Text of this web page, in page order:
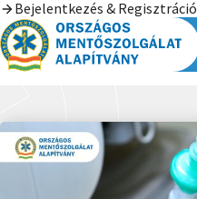
Bejelentkezés & Regisztráció